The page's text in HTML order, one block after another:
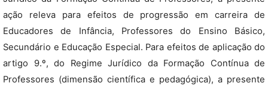
ação releva para efeitos de progressão em carreira de
Educadores de Infância, Professores do Ensino Básico,
Secundário e Educação Especial. Para efeitos de aplicação do
artigo 9.º, do Regime Jurídico da Formação Contínua de
Professores (dimensão científica e pedagógica), a presente